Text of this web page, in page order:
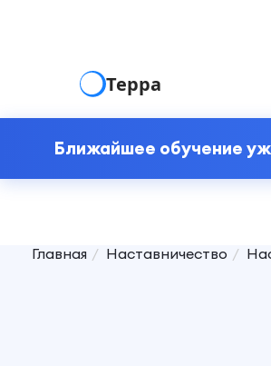
Терра
Ближайшее обучение
Главная Наставничество